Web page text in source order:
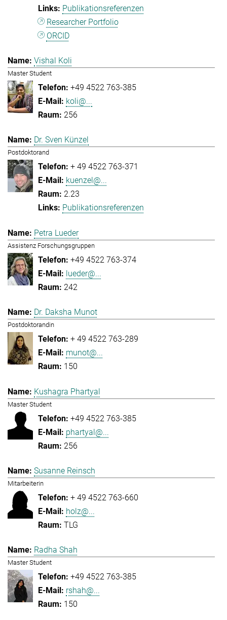
Publikationsreferenzen
Researcher Portfolio
ORCID
Vishal Koli
Master Student
+49 4522 763-385
koli@...
256
Dr. Sven Künzel
Postdoktorand
+ 49 4522 763-371
kuenzel@...
2.23
Publikationsreferenzen
Petra Lueder
Assistenz Forschungsgruppen
+49 4522 763-374
lueder@...
242
Dr. Daksha Munot
Postdoktorandin
+ 49 4522 763-289
munot@...
150
Kushagra Phartyal
Master Student
+49 4522 763-385
phartyal@...
256
Susanne Reinsch
Mitarbeiterin
+ 49 4522 763-660
holz@...
TLG
Radha Shah
Master Student
+49 4522 763-385
rshah@...
150